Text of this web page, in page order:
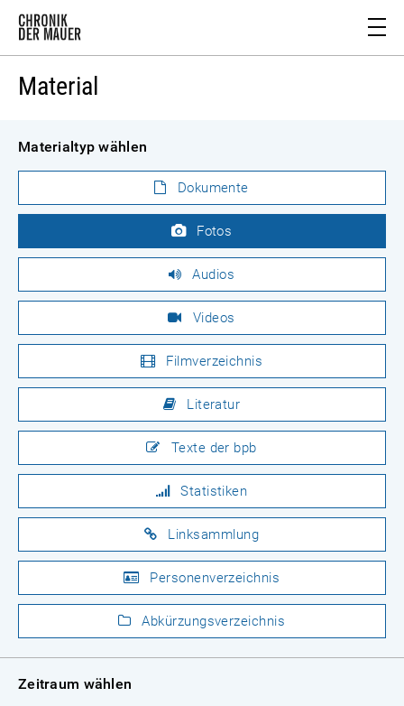
Material
Materialtyp wählen
Dokumente
Fotos
Audios
Videos
Filmverzeichnis
Literatur
Texte der bpb
Statistiken
Linksammlung
Personenverzeichnis
Abkürzungsverzeichnis
Zeitraum wählen